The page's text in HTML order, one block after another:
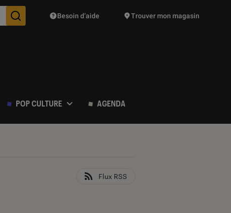
Des suggestions de produits vont vous être proposées
Besoin d’aide Trouver mon magasin
POP CULTURE AGENDA
Flux RSS